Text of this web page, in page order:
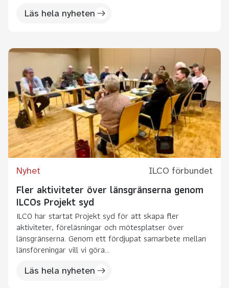
Läs hela nyheten
Nyhet ILCO förbundet
Fler aktiviteter över länsgränserna genom
ILCOs Projekt syd
ILCO har startat Projekt syd för att skapa fler
aktiviteter, föreläsningar och mötesplatser över
länsgränserna. Genom ett fördjupat samarbete mellan
länsföreningar vill vi göra...
Läs hela nyheten